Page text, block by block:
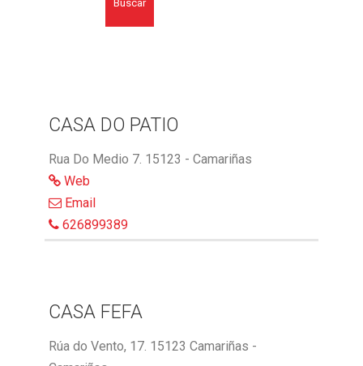
Buscar
CASA DO PATIO
Rua Do Medio 7. 15123 - Camariñas
Web
Email
626899389
CASA FEFA
Rúa do Vento, 17. 15123 Camariñas -